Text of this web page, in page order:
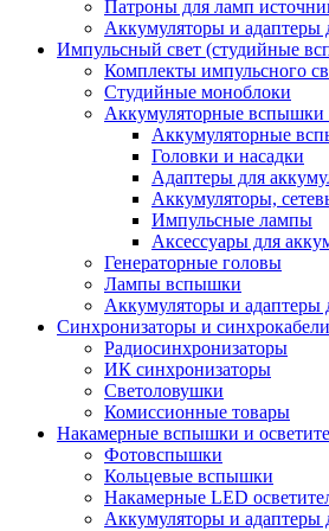
Патроны для ламп
Аккумуляторы и адаптеры
Импульсный свет (студийные
Комплекты импульсного
Студийные моноблоки
Аккумуляторные вспышки
Аккумуляторные
Головки и насадки
Адаптеры для
Аккумуляторы,
Импульсные лампы
Аксессуары для
Генераторные головы
Лампы вспышки
Аккумуляторы и
Синхронизаторы и синхрокабели
Радиосинхронизаторы
ИК синхронизаторы
Светоловушки
Комиссионные товары
Накамерные вспышки и
Фотовспышки
Кольцевые вспышки
Накамерные LED
Аккумуляторы и